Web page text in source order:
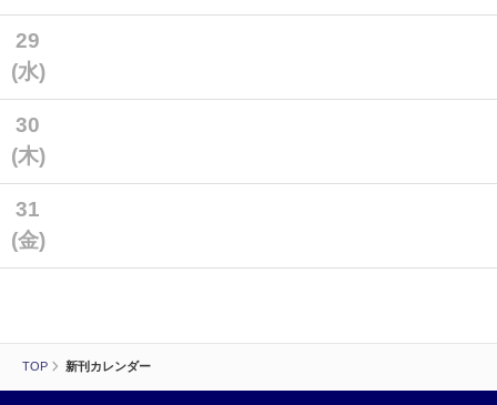
TOP 新刊カレンダー
29
(水)
30
(木)
31
(金)